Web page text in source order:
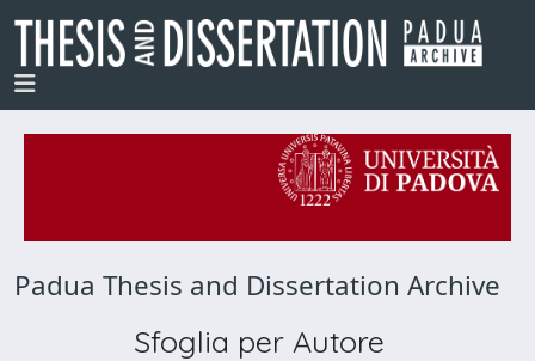
Padua Thesis and Dissertation Archive
Sfoglia per Autore